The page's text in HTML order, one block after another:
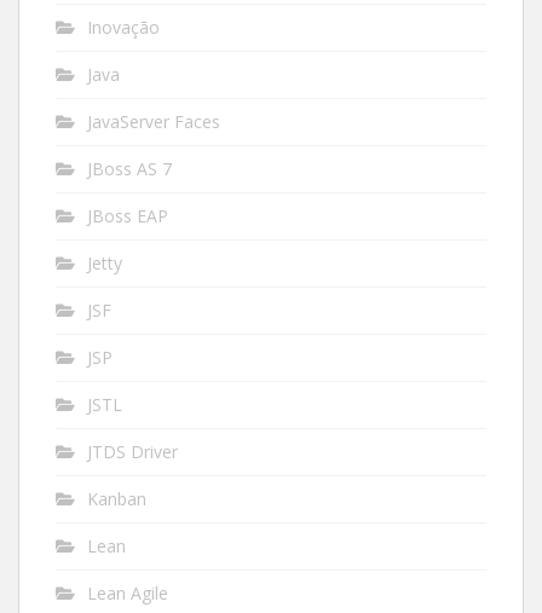
Inovação
Java
JavaServer Faces
JBoss AS 7
JBoss EAP
Jetty
JSF
JSP
JSTL
JTDS Driver
Kanban
Lean
Lean Agile